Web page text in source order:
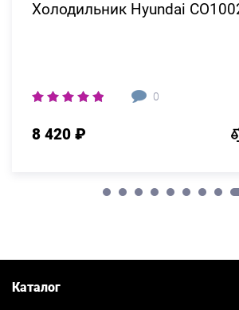
Холодильник Hyundai
0
8 420 ₽
Каталог